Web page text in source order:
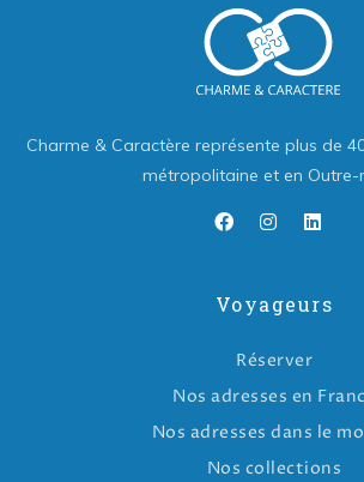
Charme & Caractère représente plus de
métropolitaine et en Outre-
Voyageurs
Réserver
Nos adresses en
Nos adresses dans le
Nos collections